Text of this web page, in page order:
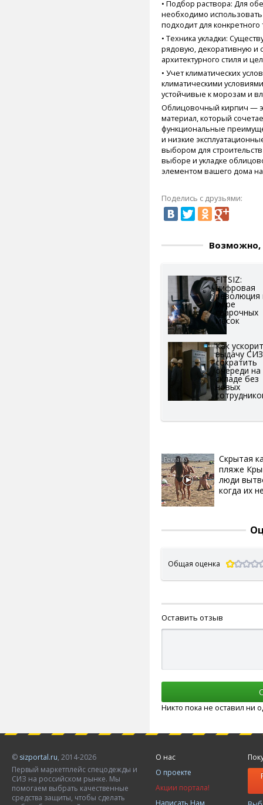
• Подбор раствора: Для
необходимо
подходит для конкретного
• Техника укладки:
рядовую, декоративную и
архитектурного стиля и
• Учет климатических
климатическими
устойчивые к морозам и
Облицовочный кирпич —
материал, который
функциональные
и низкие
выбором для
выборе и укладке
элементом вашего дома
Поделись с друзьями:
Возможно,
FITSIZ:
цифровая
революция
мире
сварочных
масок
Как
выдачу
сократить
очереди на
складе без
новых
Скрытая
пляже
люди
когда их
Общая оценка
Оставить отзыв
Никто пока не оставил ни
© sizportal.ru, 2014-2026
Первый маркетплейс спецодежды и
СИЗ на российском рынке. Мы
помогаем выбрать качественные
средства защиты, чтобы сделать
О нас
О проекте
Акции портала!
Написать Нам